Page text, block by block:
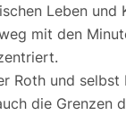
Leben und
mit den
Roth und selbst
die Grenzen